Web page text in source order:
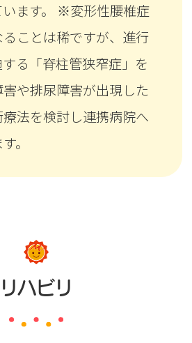
ます。 ※変形性腰椎症
ことは稀ですが、進行
る「脊柱管狭窄症」を
や排尿障害が出現した
法を検討し連携病院へ
。
リハビリ